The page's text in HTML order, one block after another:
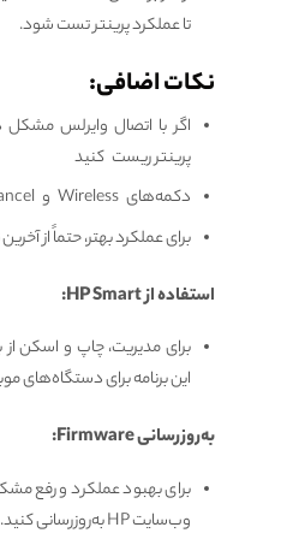
تا عملکرد پرینتر تست شود.
نکات اضافی:
اگر با اتصال وایرلس
پرینتر ریست کنید
دکمه‌های Wireless و Cancel را هم‌زمان نگه دارید.
برای عملکرد بهتر، حتماً از
استفاده از HP Smart:
این برنامه برای دستگاه‌های
به‌روزرسانی Firmware:
برای بهبود عملکرد و رفع
وب‌سایت HP به‌روزرسانی کنید.